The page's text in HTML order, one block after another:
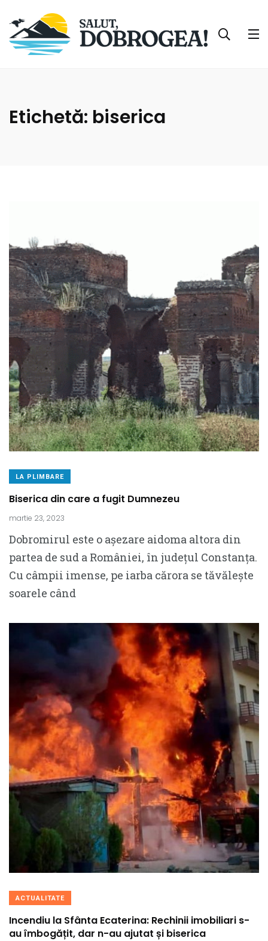
Etichetă: biserica
LA PLIMBARE
Biserica din care a fugit Dumnezeu
martie 23, 2023
Dobromirul este o așezare aidoma altora din
partea de sud a României, în județul Constanța.
Cu câmpii imense, pe iarba cărora se tăvălește
soarele când
ACTUALITATE
Incendiu la Sfânta Ecaterina: Rechinii imobiliari s-
au îmbogățit, dar n-au ajutat și biserica